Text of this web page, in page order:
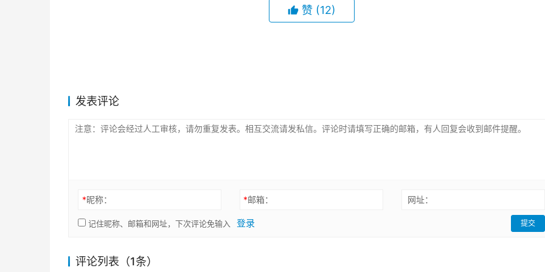
赞 (12)
发表评论
*昵称： *邮箱： 网址：
记住昵称、邮箱和网址，下次评论免输入 登录 提交
评论列表（1条）